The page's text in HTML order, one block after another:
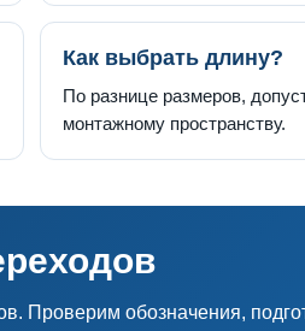
Как выбрать длину?
По разнице размеров,
монтажному пространству.
Проверим обозначения,